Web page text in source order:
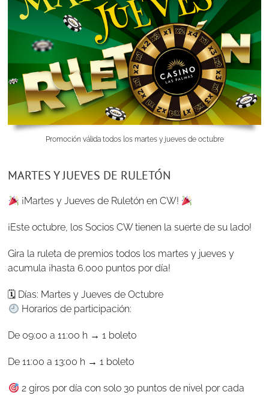
Promoción válida todos los martes y jueves de octubre
MARTES Y JUEVES DE RULETÓN
¡Martes y Jueves de Ruletón en CW!
¡Este octubre, los Socios CW tienen la suerte de su lado!
Gira la ruleta de premios todos los martes y jueves y
acumula ¡hasta 6.000 puntos por día!
🗓 Días: Martes y Jueves de Octubre
Horarios de participación:
De 09:00 a 11:00 h → 1 boleto
De 11:00 a 13:00 h → 1 boleto
2 giros por día con solo 30 puntos de nivel por cada